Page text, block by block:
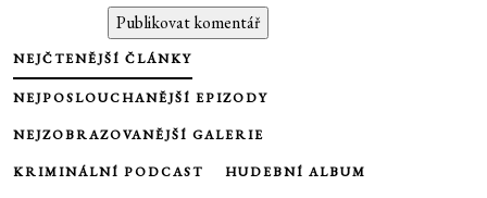
NEJČTENĚJŠÍ ČLÁNKY
NEJPOSLOUCHANĚJŠÍ EPIZODY
NEJZOBRAZOVANĚJŠÍ GALERIE
KRIMINÁLNÍ PODCAST HUDEBNÍ ALBUM